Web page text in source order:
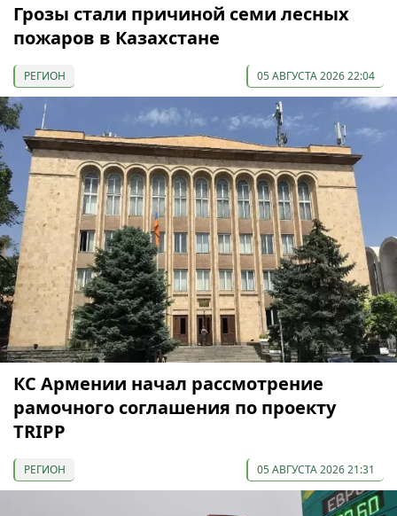
Грозы стали причиной семи лесных
пожаров в Казахстане
РЕГИОН 05 АВГУСТА 2026 22:04
КС Армении начал рассмотрение
рамочного соглашения по проекту
TRIPP
РЕГИОН 05 АВГУСТА 2026 21:31